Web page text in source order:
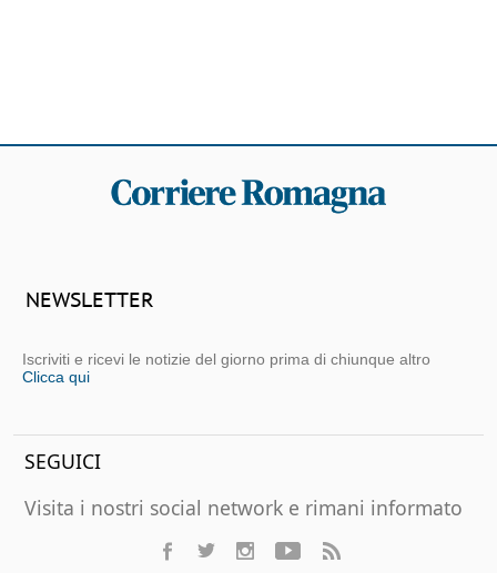
NEWSLETTER
Iscriviti e ricevi le notizie del giorno prima di chiunque altro
Clicca qui
SEGUICI
Visita i nostri social network e rimani informato